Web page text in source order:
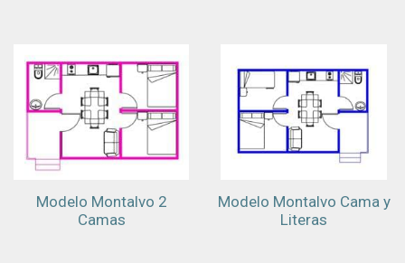
Modelo Montalvo 2
Camas
Modelo Montalvo Cama y
Literas